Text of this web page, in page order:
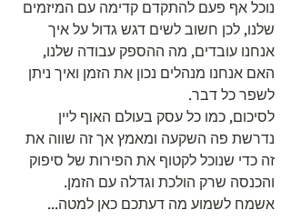
נוכל אף פעם להתקדם קדימה עם המיזמים
שלנו, לכן חשוב לשים דגש גדול על איך
אנחנו עובדים, מה ההספק עבודה שלנו,
האם אנחנו מנהלים נכון את הזמן ואיך ניתן
לשפר כל דבר.
לסיכום, כמו כל עסק בעולם האוף ליין
נדרשת פה השקעה ומאמץ אך זה שווה את
זה כדי שנוכל לקטוף את הפירות של סיפוק
והכנסה שרק הולכת וגדלה עם הזמן.
אשמח לשמוע מה דעתכם כאן למטה...